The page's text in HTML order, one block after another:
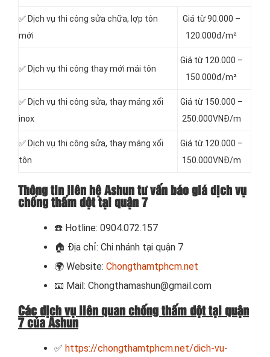
✅ Dịch vụ thi công sửa chữa, lợp tôn
mới
Giá từ 90.000 –
120.000đ/m²
✅ Dịch vụ thi công thay mới mái tôn
Giá từ 120.000 –
150.000đ/m²
✅ Dịch vụ thi công sửa, thay máng xối
inox
Giá từ 150.000 –
250.000VNĐ/m
✅ Dịch vụ thi công sửa, thay máng xối
tôn
Giá từ 120.000 –
150.000VNĐ/m
Thông tin liên hệ Ashun tư vấn báo giá dịch vụ
chống thấm dột tại quận 7
☎️ Hotline: 0904.072.157
🏠 Địa chỉ: Chi nhánh tại quận 7
🌍 Website: Chongthamtphcm.net
📧 Mail: Chongthamashun@gmail.com
Các dịch vụ liên quan chống thấm dột tại quận
7 của Ashun
✅ https://chongthamtphcm.net/dich-vu-